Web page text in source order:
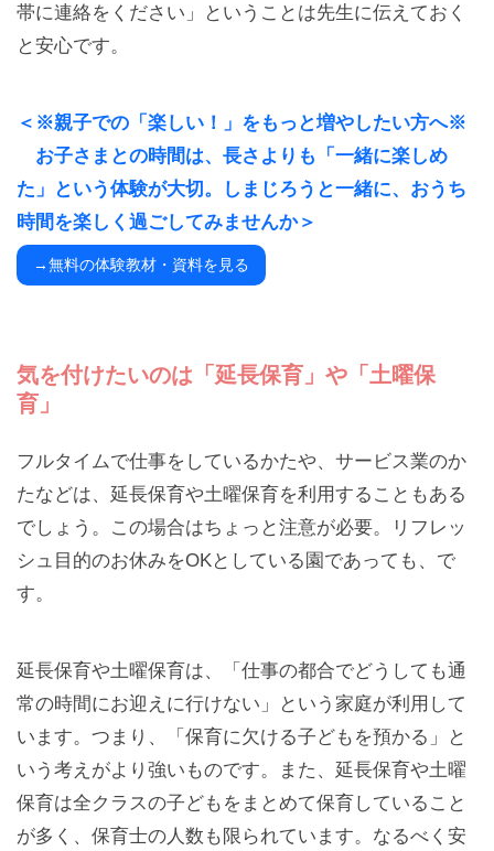
帯に連絡をください」ということは先生に伝えておく
と安心です。
＜※親子での「楽しい！」をもっと増やしたい方へ※
お子さまとの時間は、長さよりも「一緒に楽しめ
た」という体験が大切。しまじろうと一緒に、おうち
時間を楽しく過ごしてみませんか＞
→無料の体験教材・資料を見る
気を付けたいのは「延長保育」や「土曜保
育」
フルタイムで仕事をしているかたや、サービス業のか
たなどは、延長保育や土曜保育を利用することもある
でしょう。この場合はちょっと注意が必要。リフレッ
シュ目的のお休みをOKとしている園であっても、で
す。
延長保育や土曜保育は、「仕事の都合でどうしても通
常の時間にお迎えに行けない」という家庭が利用して
います。つまり、「保育に欠ける子どもを預かる」と
いう考えがより強いものです。また、延長保育や土曜
保育は全クラスの子どもをまとめて保育していること
が多く、保育士の人数も限られています。なるべく安